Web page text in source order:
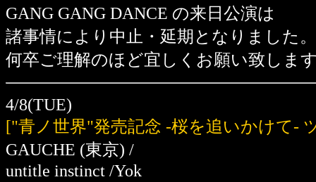
GANG GANG DANCE の来日公演は
諸事情により中止・延期となりました。
何卒ご理解のほど宜しくお願い致しま
4/8(TUE)
["青ノ世界"発売記念 -桜を追いかけて-
GAUCHE (東京) /
untitle instinct /Yok